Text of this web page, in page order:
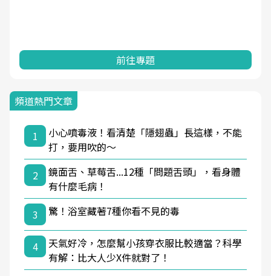
前往專題
頻道熱門文章
1
小心噴毒液！看清楚「隱翅蟲」長這樣，不能
打，要用吹的～
2
鏡面舌、草莓舌...12種「問題舌頭」，看身體
有什麼毛病！
3
驚！浴室藏著7種你看不見的毒
4
天氣好冷，怎麼幫小孩穿衣服比較適當？科學
有解：比大人少X件就對了！